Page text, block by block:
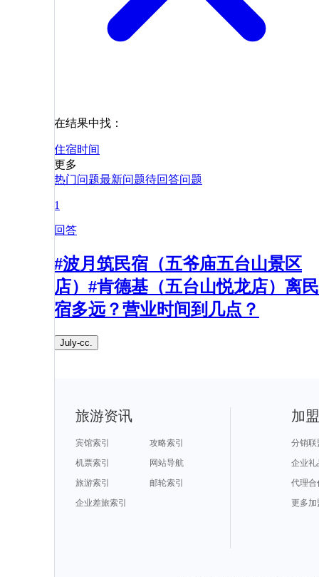
在结果中找：
住宿时间
更多
热门问题最新问题待回答问题
1
回答
#波月筑民宿（五爷庙五台山景区
店）#肯德基（五台山悦龙店）离民
宿多远？营业时间到几点？​
July-cc.
旅游资讯
宾馆索引
攻略索引
机票索引
网站导航
旅游索引
邮轮索引
企业差旅索引
加
分销联
企业礼
代理合
更多加